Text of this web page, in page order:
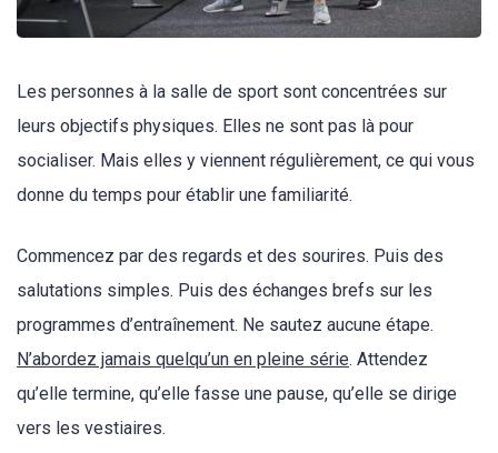
Les personnes à la salle de sport sont concentrées sur
leurs objectifs physiques. Elles ne sont pas là pour
socialiser. Mais elles y viennent régulièrement, ce qui vous
donne du temps pour établir une familiarité.
Commencez par des regards et des sourires. Puis des
salutations simples. Puis des échanges brefs sur les
programmes d’entraînement. Ne sautez aucune étape.
N’abordez jamais quelqu’un en pleine série. Attendez
qu’elle termine, qu’elle fasse une pause, qu’elle se dirige
vers les vestiaires.